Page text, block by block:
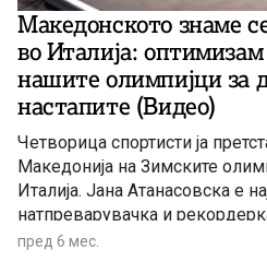
Македонското знаме
во Италија:
нашите олимпијци за
настапите (Видео)
Четворица спортисти ја
Македонија на Зимските
Италија. Јана Атанасовска е
натпреварувачка и
Ставре Јада е најискусен
пред 6 мес.